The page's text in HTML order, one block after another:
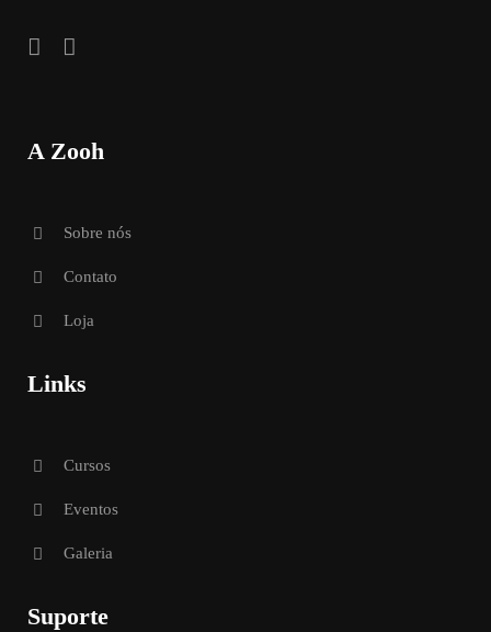
A Zooh
Sobre nós
Contato
Loja
Links
Cursos
Eventos
Galeria
Suporte